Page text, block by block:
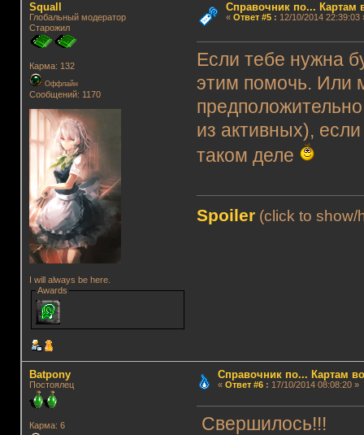
Squall
Глобальный модератор
Старожил
Карма: 132
Оффлайн
Сообщений: 1170
I will always be here.
Awards
Справочник по... Картам
« Ответ #5: 12/10/2014 22:39:03
Если тебе нужна
этим помочь. Или
из активных),
таком деле
Spoiler (click to show/
Batpony
Постоялец
Карма: 6
Справочник по... Картам
« Ответ #6: 17/10/2014 08:08:20 »
Свершилось!!!